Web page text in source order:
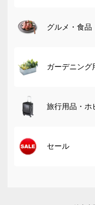
グルメ・食品
ガーデニング
旅行用品・ホ
セール